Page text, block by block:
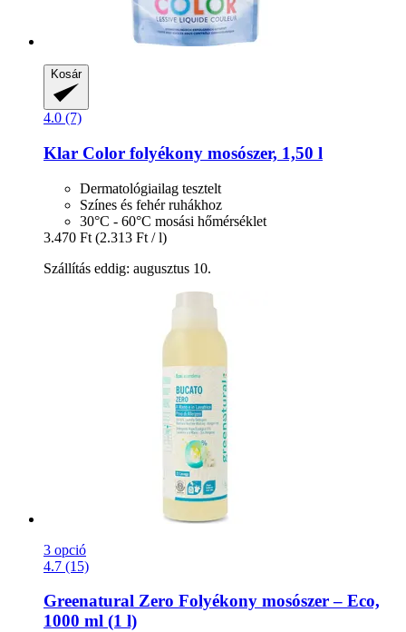
Kosár
4.0 (7)
Klar Color folyékony mosószer, 1,50 l
Dermatológiailag tesztelt
Színes és fehér ruhákhoz
30°C - 60°C mosási hőmérséklet
3.470 Ft (2.313 Ft / l)
Szállítás eddig: augusztus 10.
3 opció
4.7 (15)
Greenatural Zero Folyékony mosószer – Eco,
1000 ml (1 l)